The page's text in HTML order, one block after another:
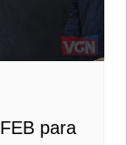
para